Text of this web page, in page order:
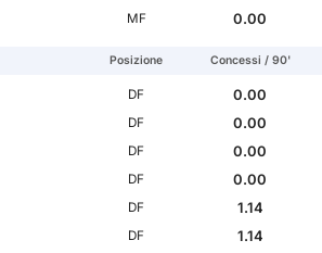
MF 0.00
Posizione Concessi / 90'
DF
0.00
DF
0.00
DF
0.00
DF
0.00
DF
1.14
DF
1.14